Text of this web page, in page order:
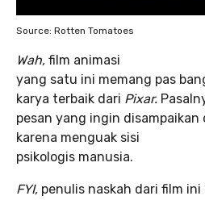
Source: Rotten Tomatoes
Wah, film animasi
yang satu ini memang pas
karya terbaik dari Pixar.
pesan yang ingin
karena menguak sisi
psikologis manusia.
FYI, penulis naskah dari film